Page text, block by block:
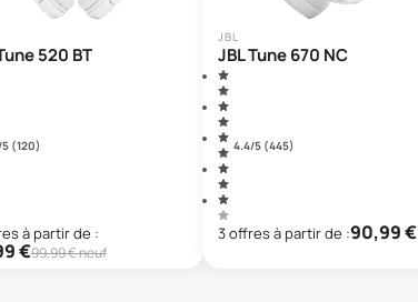
520 BT
(120)
sà partir de :
€99,99€ neuf
JBL
JBL Tune 670 NC
4.4/5 (445)
3offresà partir de :90,99€